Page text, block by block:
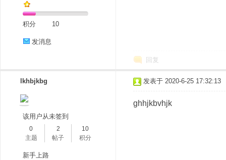
积分 10
发消息
回复
lkhbjkbg
该用户从未签到
0
主题
2
帖子
10
积分
新手上路
发表于 2020-6-25 17:32:13
ghhjkbvhjk